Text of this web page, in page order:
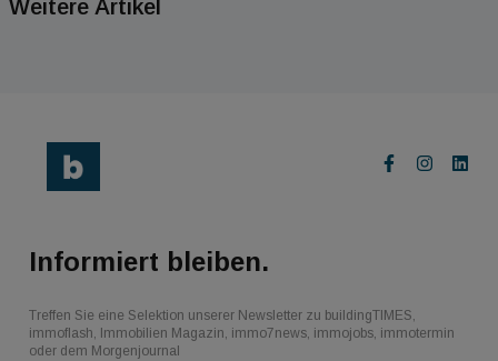
Weitere Artikel
Informiert bleiben.
Treffen Sie eine Selektion unserer Newsletter zu buildingTIMES,
immoflash, Immobilien Magazin, immo7news, immojobs, immotermin
oder dem Morgenjournal